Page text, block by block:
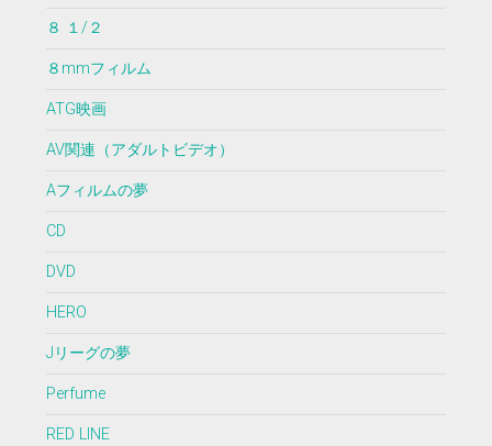
８ １/２
８mmフィルム
ATG映画
AV関連（アダルトビデオ）
Aフィルムの夢
CD
DVD
HERO
Jリーグの夢
Perfume
RED LINE